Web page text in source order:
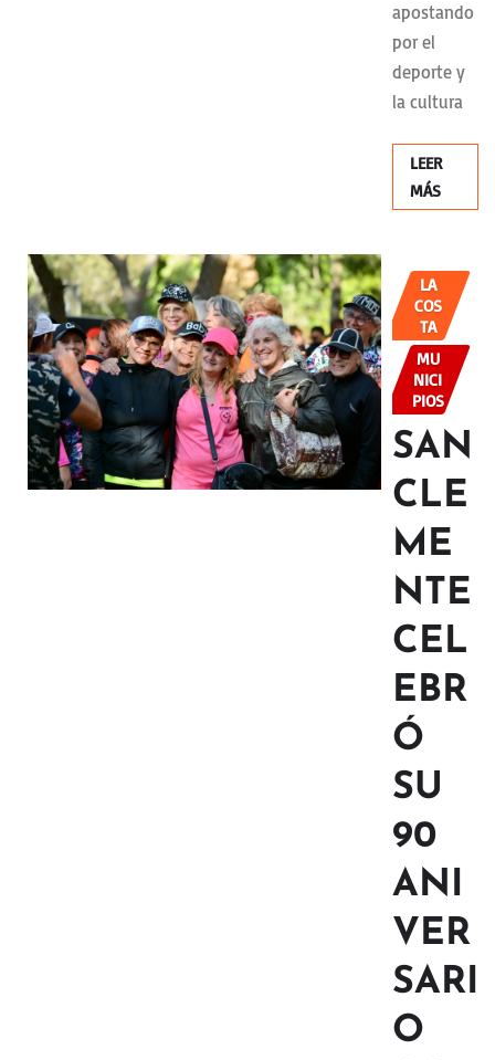
apostando
por el
deporte y
la cultura
LEER
MÁS
LA
COS
TA
MU
NICI
PIOS
SAN
CLE
ME
NTE
CEL
EBR
Ó
SU
90
ANI
VER
SARI
O